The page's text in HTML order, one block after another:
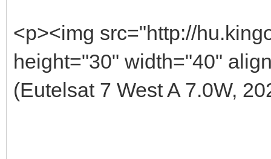
<p><img src="http://
height="30" width="40"
(Eutelsat 7 West A 7.0W,